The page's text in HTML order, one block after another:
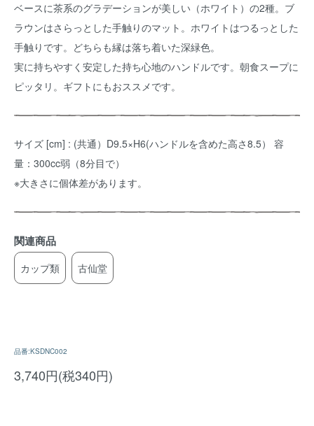
ベースに茶系のグラデーションが美しい（ホワイト）の2種。ブ
ラウンはさらっとした手触りのマット。ホワイトはつるっとした
手触りです。どちらも縁は落ち着いた深緑色。
実に持ちやすく安定した持ち心地のハンドルです。朝食スープに
ピッタリ。ギフトにもおススメです。
サイズ [cm] : (共通）D9.5×H6(ハンドルを含めた高さ8.5） 容
量：300cc弱（8分目で）
※大きさに個体差があります。
関連商品
カップ類 古仙堂
品番:KSDNC002
3,740円(税340円)